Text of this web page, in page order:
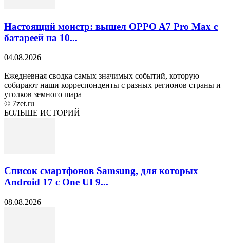
Настоящий монстр: вышел OPPO A7 Pro Max с
батареей на 10...
04.08.2026
Ежедневная сводка самых значимых событий, которую
собирают наши корреспонденты с разных регионов страны и
уголков земного шара
© 7zet.ru
БОЛЬШЕ ИСТОРИЙ
Список смартфонов Samsung, для которых
Android 17 с One UI 9...
08.08.2026